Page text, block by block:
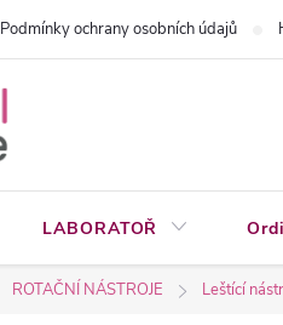
Podmínky ochrany osobních údajů
LABORATOŘ
ROTAČNÍ NÁSTROJE Leštící